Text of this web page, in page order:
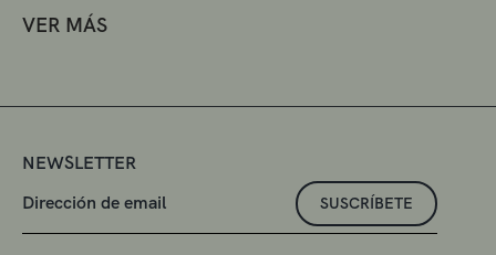
VER MÁS
NEWSLETTER
SUSCRÍBETE